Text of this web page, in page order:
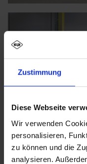
Zustimmung
Diese Webseite
Wir verwenden
personalisieren,
zu können und die
analysieren.